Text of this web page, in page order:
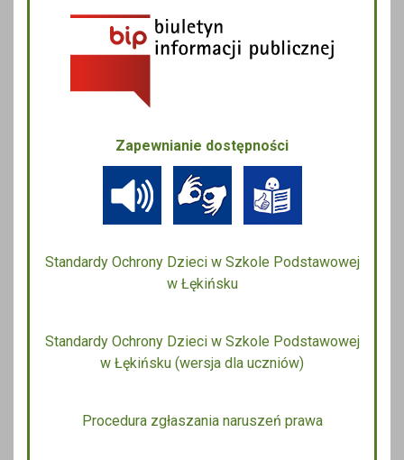
Zapewnianie dostępności
Standardy Ochrony Dzieci w Szkole Podstawowej
w Łękińsku
Standardy Ochrony Dzieci w Szkole Podstawowej
w Łękińsku (wersja dla uczniów)
Procedura zgłaszania naruszeń prawa